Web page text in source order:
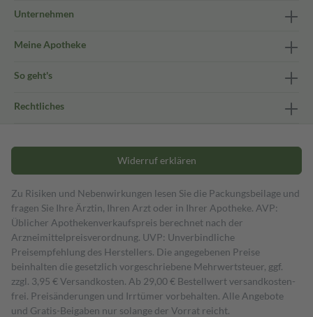
Unternehmen
Meine Apotheke
So geht's
Rechtliches
Widerruf erklären
Zu Risiken und Nebenwirkungen lesen Sie die Packungsbeilage und
fragen Sie Ihre Ärztin, Ihren Arzt oder in Ihrer Apotheke. AVP:
Üblicher Apothekenverkaufspreis berechnet nach der
Arzneimittelpreisverordnung. UVP: Unverbindliche
Preisempfehlung des Herstellers. Die angegebenen Preise
beinhalten die gesetzlich vorgeschriebene Mehrwertsteuer, ggf.
zzgl. 3,95 € Versandkosten. Ab 29,00 € Bestell­wert versand­kosten­
frei. Preisänderungen und Irrtümer vorbehalten. Alle Angebote
und Gratis-Beigaben nur solange der Vorrat reicht.